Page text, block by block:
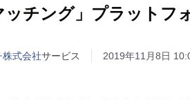
ッチング」プラットフ
株式会社サービス 2019年11月8日